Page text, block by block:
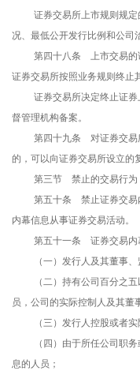
证券交易所上市规则规
况、最低公开发行比例和公司
第四十八条 上市交易的
证券交易所按照业务规则终止
证券交易所决定终止证
督管理机构备案。
第四十九条 对证券交易
的，可以向证券交易所设立的
第三节 禁止的交易行为
第五十条 禁止证券交易
内幕信息从事证券交易活动。
第五十一条 证券交易内
（一）发行人及其董事
（二）持有公司百分之
员，公司的实际控制人及其董
（三）发行人控股或者
（四）由于所任公司职
息的人员；